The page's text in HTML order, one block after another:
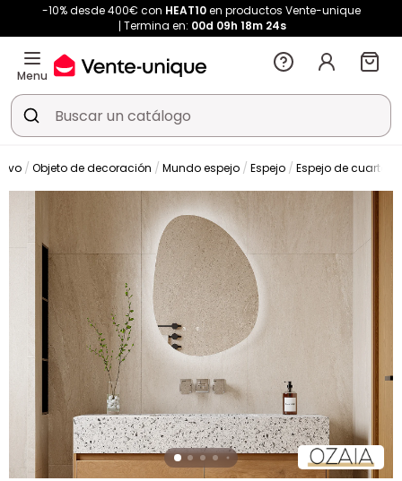
-10% desde 400€ con HEAT10en productos Vente-unique
Termina en: 00d 09h 18m 22s
Menu
Objeto de decoración Mundo espejo Espejo Espejo de cuarto